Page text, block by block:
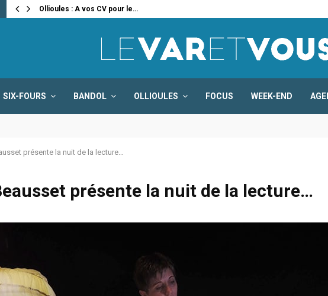
Ollioules : A vos CV pour le…
SIX-FOURS BANDOL OLLIOULES FOCUS WEEK-END
présente la nuit de la lecture…
présente la nuit de la lecture…